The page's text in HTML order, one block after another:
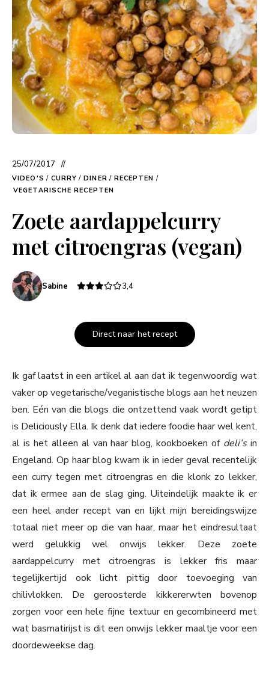
25/07/2017
VIDEO'S / CURRY / DINER / RECEPTEN /
VEGETARISCHE RECEPTEN
Zoete aardappelcurry
met citroengras (vegan)
Sabine 3,4
Direct naar het recept
Ik gaf laatst in een artikel al aan dat ik tegenwoordig wat
vaker op vegetarische/veganistische blogs aan het neuzen
ben. Eén van die blogs die ontzettend vaak wordt getipt
is Deliciously Ella. Ik denk dat iedere foodie haar wel kent,
al is het alleen al van haar blog, kookboeken of deli’sin
Engeland. Op haar blog kwam ik in ieder geval recentelijk
een curry tegen met citroengras en die klonk zo lekker,
dat ik ermee aan de slag ging. Uiteindelijk maakte ik er
een heel ander recept van en lijkt mijn bereidingswijze
totaal niet meer op die van haar, maar het eindresultaat
werd gelukkig wel onwijs lekker. Deze zoete
aardappelcurry met citroengras is lekker fris maar
tegelijkertijd ook licht pittig door toevoeging van
chilivlokken. De geroosterde kikkererwten
bovenop
zorgen voor een hele fijne textuur en gecombineerd met
wat basmatirijst is dit een onwijs lekker maaltje voor een
doordeweekse dag.